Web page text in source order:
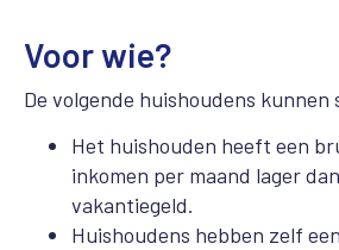
Voor wie?
De volgende huishoudens
Het huishouden heeft een
inkomen per maand lager
vakantiegeld.
Huishoudens hebben zelf